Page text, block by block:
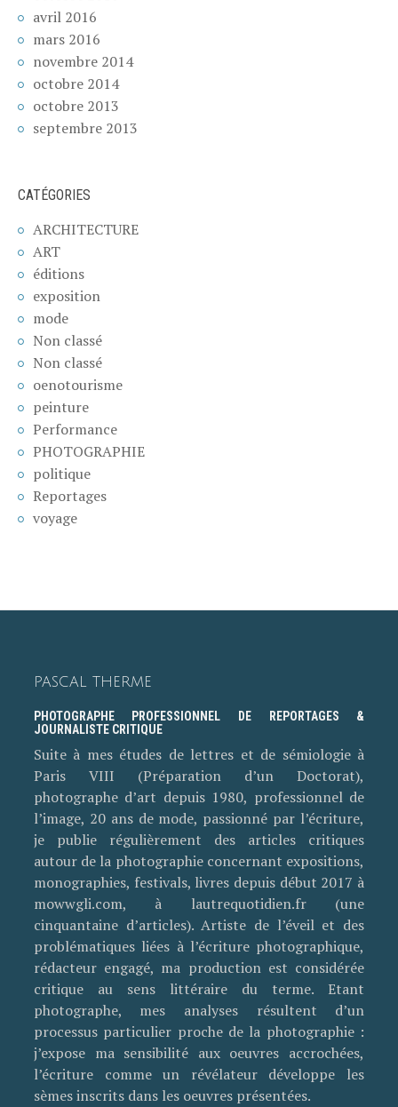
avril 2016
mars 2016
novembre 2014
octobre 2014
octobre 2013
septembre 2013
CATÉGORIES
ARCHITECTURE
ART
éditions
exposition
mode
Non classé
Non classé
oenotourisme
peinture
Performance
PHOTOGRAPHIE
politique
Reportages
voyage
PASCAL THERME
PHOTOGRAPHE PROFESSIONNEL DE REPORTAGES &
JOURNALISTE CRITIQUE
Suite à mes études de lettres et de sémiologie à
Paris VIII (Préparation d’un Doctorat),
photographe d’art depuis 1980, professionnel de
l’image, 20 ans de mode, passionné par l’écriture,
je publie régulièrement des articles critiques
autour de la photographie concernant expositions,
monographies, festivals, livres depuis début 2017 à
mowwgli.com, à lautrequotidien.fr (une
cinquantaine d’articles). Artiste de l’éveil et des
problématiques liées à l’écriture photographique,
rédacteur engagé, ma production est considérée
critique au sens littéraire du terme. Etant
photographe, mes analyses résultent d’un
processus particulier proche de la photographie :
j’expose ma sensibilité aux oeuvres accrochées,
l’écriture comme un révélateur développe les
sèmes inscrits dans les oeuvres présentées.